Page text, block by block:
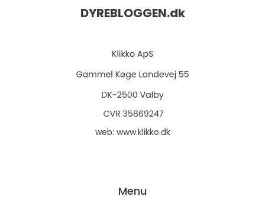
DYREBLOGGEN.dk
web: www.klikko.dk
Menu